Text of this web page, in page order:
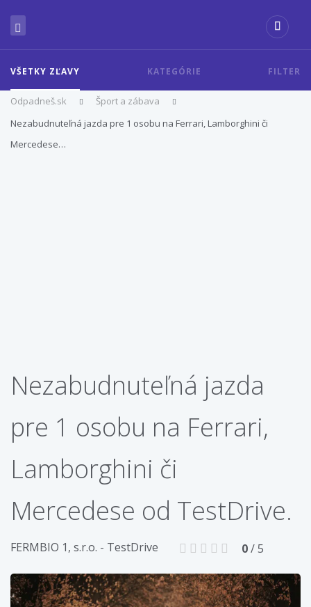
VŠETKY ZĽAVY KATEGÓRIE FILTER
Odpadneš.sk
Šport a zábava
Nezabudnuteľná jazda pre 1 osobu na Ferrari, Lamborghini či
Mercedese…
Nezabudnuteľná jazda
pre 1 osobu na Ferrari,
Lamborghini či
Mercedese od TestDrive.
FERMBIO 1, s.r.o. - TestDrive 0/ 5